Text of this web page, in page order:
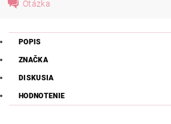
Otázka
POPIS
ZNAČKA
DISKUSIA
HODNOTENIE